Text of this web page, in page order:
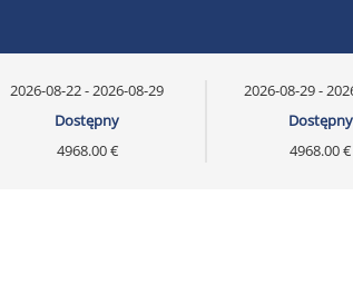
2026-08-22 - 2026-08-29
Dostępny
4968.00 €
2026-08-29 -
Dostępny
4968.00 €